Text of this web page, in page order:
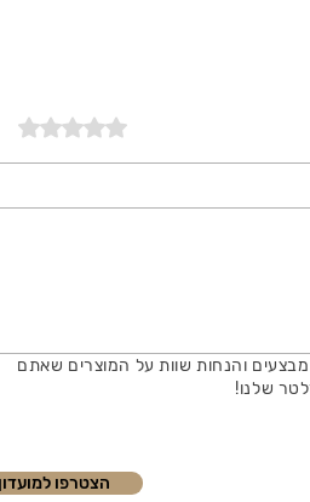
דירוג של 0 מתוך 5 כוכבים
מבצעים והנחות שוות על המוצרים שאתם
שלנו!
הצטרפו